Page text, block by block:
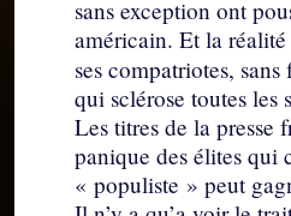
sans exception ont
américain. Et la
ses compatriotes,
qui sclérose toutes les
Les titres de la presse
panique des élites qui
« populiste » peut